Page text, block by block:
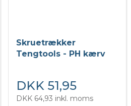
Skruetrækker
Tengtools - PH kærv
DKK 51,95
DKK 64,93 inkl. moms